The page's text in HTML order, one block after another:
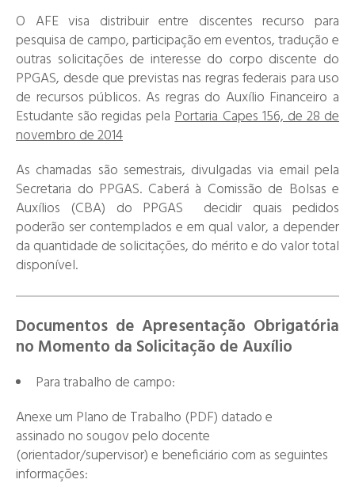
O AFE visa distribuir entre discentes recurso para
pesquisa de campo, participação em eventos, tradução e
outras solicitações de interesse do corpo discente do
PPGAS, desde que previstas nas regras federais para uso
de recursos públicos. As regras do Auxílio Financeiro a
Estudante são regidas pelaPortaria Capes 156, de 28 de
novembro de 2014
As chamadas são semestrais, divulgadas via email pela
Secretaria do PPGAS. Caberá à Comissão de Bolsas e
Auxílios (CBA) do PPGAS decidir quais pedidos
poderão ser contemplados e em qual valor, a depender
da quantidade de solicitações, do mérito e do valor total
disponível.
Documentos de Apresentação Obrigatória
no Momento da Solicitação de Auxílio
Para trabalho de campo:
Anexe um Plano de Trabalho (PDF) datado e
assinado no sougov pelo docente
(orientador/supervisor) e beneficiário com as seguintes
informações: